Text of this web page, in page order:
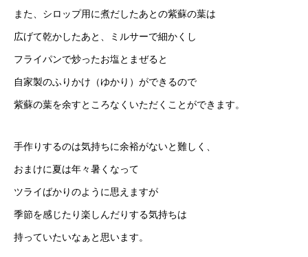
また、シロップ用に煮だしたあとの紫蘇の葉は
広げて乾かしたあと、ミルサーで細かくし
フライパンで炒ったお塩とまぜると
自家製のふりかけ（ゆかり）ができるので
紫蘇の葉を余すところなくいただくことができます。
手作りするのは気持ちに余裕がないと難しく、
おまけに夏は年々暑くなって
ツライばかりのように思えますが
季節を感じたり楽しんだりする気持ちは
持っていたいなぁと思います。